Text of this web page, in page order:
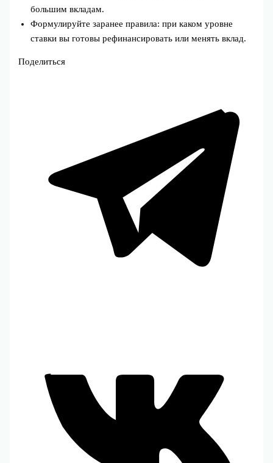
большим вкладам.
Формулируйте заранее правила: при каком уровне
ставки вы готовы рефинансировать или менять вклад.
Поделиться